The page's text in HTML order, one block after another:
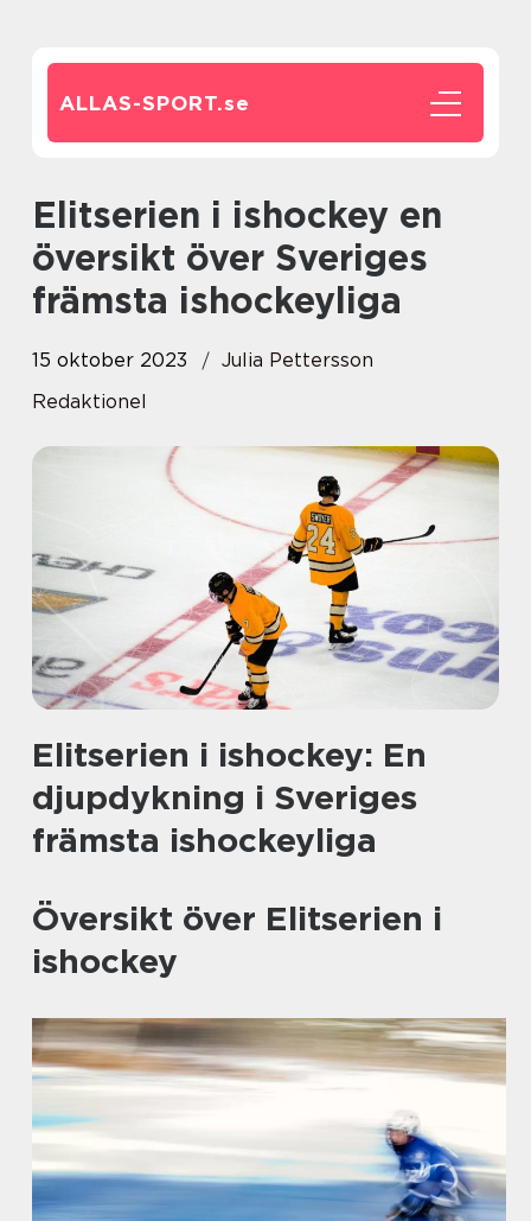
ALLAS-SPORT.se
Elitserien i ishockey en
översikt över Sveriges
främsta ishockeyliga
15 oktober 2023
Julia Pettersson
Redaktionel
Elitserien i ishockey: En
djupdykning i Sveriges
främsta ishockeyliga
Översikt över Elitserien i
ishockey